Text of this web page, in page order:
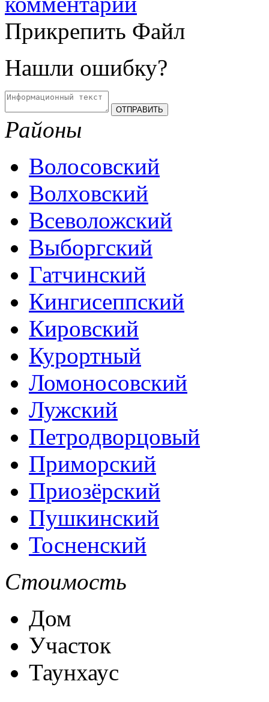
Прикрепить Файл
Нашли ошибку?
Районы
Волосовский
Волховский
Всеволожский
Выборгский
Гатчинский
Кингисеппский
Кировский
Курортный
Ломоносовский
Лужский
Петродворцовый
Приморский
Приозёрский
Пушкинский
Тосненский
Стоимость
Дом
Участок
Таунхаус